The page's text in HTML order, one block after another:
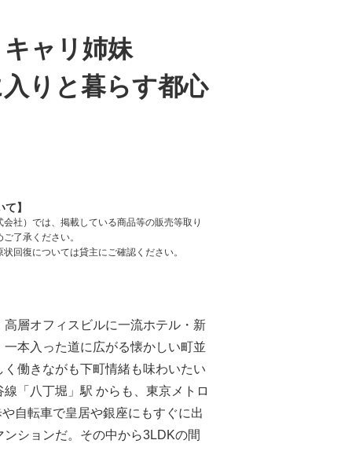
ャリ姉妹
りと暮らす都心
】
社）では、掲載している商品等の販売等取り
了承ください。
回復については貸主にご確認ください。
層オフィスビルに一流ホテル・新
本入った道に広がる懐かしい町並
働きながも下町情緒も味わいたい
「八丁堀」駅 からも、東京メトロ
自転車で皇居や銀座にもすぐに出
ションだ。その中から3LDKの間